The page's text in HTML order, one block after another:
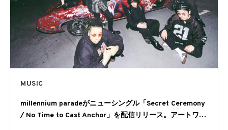
MUSIC
millennium paradeがニューシングル「Secret Ceremony
/ No Time to Cast Anchor」を配信リリース。アートワー